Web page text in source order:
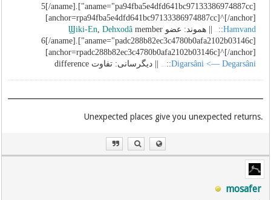
[aname="pa94fba5e4dfd641bc97133386974887cc"]5[/aname].
[anchor=rpa94fba5e4dfd641bc97133386974887cc]^[/anchor]
::Hamvand || هموند: عضو Ϣiki-En, Dehxodâmember
[aname="padc288b82ec3c4780b0afa2102b03146c"]6[/aname].
[anchor=rpadc288b82ec3c4780b0afa2102b03146c]^[/anchor]
::Digarsâni <— Degarsâni || دیگرسانی: تفاوت difference
.Unexpected places give you unexpected returns
mosafer